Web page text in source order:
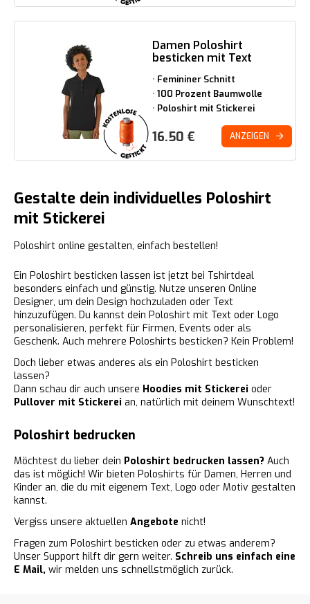
Damen Poloshirt
besticken mit Text
Femininer Schnitt
100 Prozent Baumwolle
Poloshirt mit Stickerei
16.50 € ANZEIGEN
Gestalte dein individuelles Poloshirt
mit Stickerei
Poloshirt online gestalten, einfach bestellen!
Ein Poloshirt besticken lassen ist jetzt bei Tshirtdeal
besonders einfach und günstig. Nutze unseren Online
Designer, um dein Design hochzuladen oder Text
hinzuzufügen. Du kannst dein Poloshirt mit Text oder Logo
personalisieren, perfekt für Firmen, Events oder als
Geschenk. Auch mehrere Poloshirts besticken? Kein Problem!
Doch lieber etwas anderes als ein Poloshirt besticken
lassen?
Dann schau dir auch unsere Hoodies mit Stickerei oder
Pullover mit Stickerei an, natürlich mit deinem Wunschtext!
Poloshirt bedrucken
Möchtest du lieber dein Poloshirt bedrucken lassen? Auch
das ist möglich! Wir bieten Poloshirts für Damen, Herren und
Kinder an, die du mit eigenem Text, Logo oder Motiv gestalten
kannst.
Vergiss unsere aktuellen Angebote nicht!
Fragen zum Poloshirt besticken oder zu etwas anderem?
Unser Support hilft dir gern weiter. Schreib uns einfach eine
E Mail, wir melden uns schnellstmöglich zurück.